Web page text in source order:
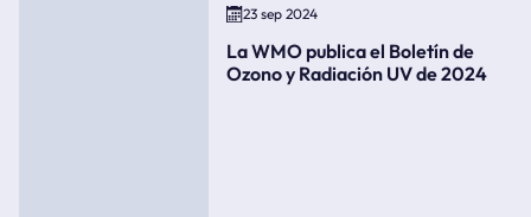
23 sep 2024
La WMO publica el Boletín de
Ozono y Radiación UV de 2024